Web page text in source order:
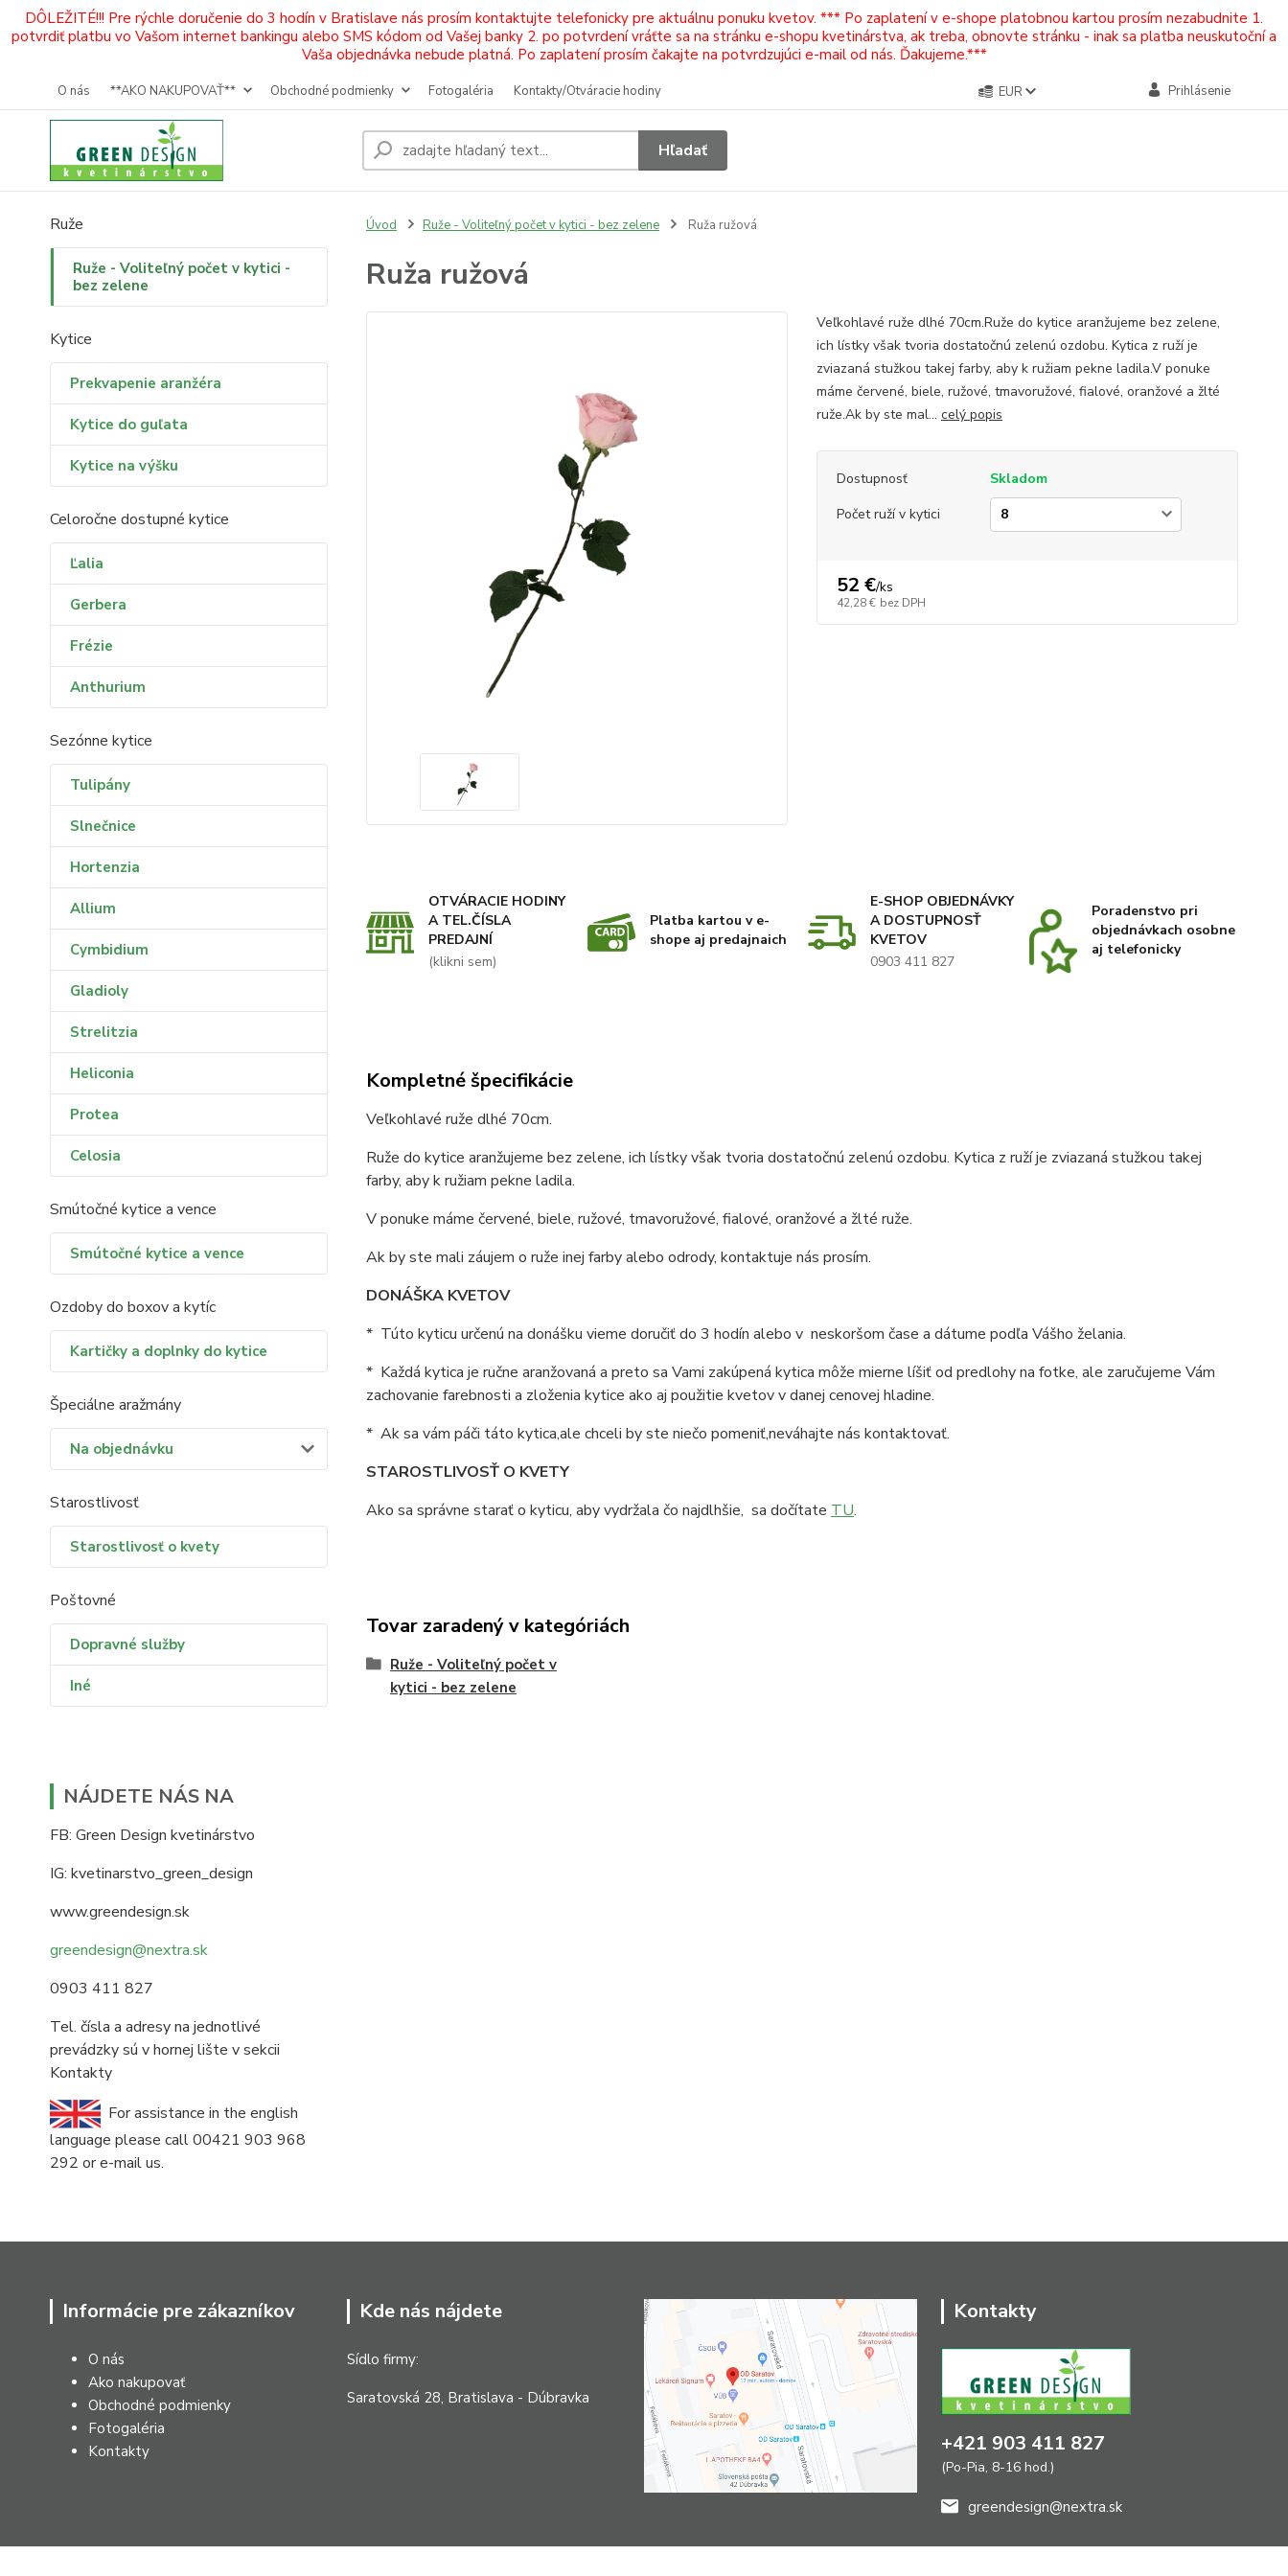
DÔLEŽITÉ!!! Pre rýchle doručenie do 3 hodín v Bratislave nás prosím kontaktujte telefonicky pre aktuálnu ponuku kvetov. *** Po zaplatení v e-shope platobnou kartou prosím nezabudnite 1.
potvrdiť platbu vo Vašom internet bankingu alebo SMS kódom od Vašej banky 2. po potvrdení vráťte sa na stránku e-shopu kvetinárstva, ak treba, obnovte stránku - inak sa platba neuskutoční a
Vaša objednávka nebude platná. Po zaplatení prosím čakajte na potvrdzujúci e-mail od nás. Ďakujeme.***
O nás **AKO NAKUPOVAŤ** Obchodné podmienky Fotogaléria Kontakty/Otváracie hodiny EUR Prihlásenie
Hľadať
Ruže
Ruže - Voliteľný počet v kytici -
bez zelene
Kytice
Prekvapenie aranžéra
Kytice do guľata
Kytice na výšku
Celoročne dostupné kytice
Ľalia
Gerbera
Frézie
Anthurium
Sezónne kytice
Tulipány
Slnečnice
Hortenzia
Allium
Cymbidium
Gladioly
Strelitzia
Heliconia
Protea
Celosia
Smútočné kytice a vence
Smútočné kytice a vence
Ozdoby do boxov a kytíc
Kartičky a doplnky do kytice
Špeciálne aražmány
Na objednávku
Starostlivosť
Starostlivosť o kvety
Poštovné
Dopravné služby
Iné
NÁJDETE NÁS NA
FB: Green Design kvetinárstvo
IG: kvetinarstvo_green_design
www.greendesign.sk
greendesign@nextra.sk
0903 411 827
Tel. čísla a adresy na jednotlivé
prevádzky sú v hornej lište v sekcii
Kontakty
For assistance in the english
language please call 00421 903 968
292 or e-mail us.
Úvod Ruže - Voliteľný počet v kytici - bez zelene Ruža ružová
Ruža ružová
Veľkohlavé ruže dlhé 70cm.Ruže do kytice aranžujeme bez zelene,
ich lístky však tvoria dostatočnú zelenú ozdobu. Kytica z ruží je
zviazaná stužkou takej farby, aby k ružiam pekne ladila.V ponuke
máme červené, biele, ružové, tmavoružové, fialové, oranžové a žlté
ruže.Ak by ste mal... celý popis
Dostupnosť
Skladom
Počet ruží v kytici
52 €/ks
42,28 € bez DPH
OTVÁRACIE HODINY
A TEL.ČÍSLA
PREDAJNÍ
(klikni sem)
Platba kartou v e-
shope aj predajnaich
E-SHOP OBJEDNÁVKY
A DOSTUPNOSŤ
KVETOV
0903 411 827
Poradenstvo pri
objednávkach osobne
aj telefonicky
Kompletné špecifikácie
Veľkohlavé ruže dlhé 70cm.
Ruže do kytice aranžujeme bez zelene, ich lístky však tvoria dostatočnú zelenú ozdobu. Kytica z ruží je zviazaná stužkou takej
farby, aby k ružiam pekne ladila.
V ponuke máme červené, biele, ružové, tmavoružové, fialové, oranžové a žlté ruže.
Ak by ste mali záujem o ruže inej farby alebo odrody, kontaktuje nás prosím.
DONÁŠKA KVETOV
* Túto kyticu určenú na donášku vieme doručiť do 3 hodín alebo v neskoršom čase a dátume podľa Vášho želania.
* Každá kytica je ručne aranžovaná a preto sa Vami zakúpená kytica môže mierne líšiť od predlohy na fotke, ale zaručujeme Vám
zachovanie farebnosti a zloženia kytice ako aj použitie kvetov v danej cenovej hladine.
* Ak sa vám páči táto kytica,ale chceli by ste niečo pomeniť,neváhajte nás kontaktovať.
STAROSTLIVOSŤ O KVETY
Ako sa správne starať o kyticu, aby vydržala čo najdlhšie, sa dočítate TU.
Tovar zaradený v kategóriách
Ruže - Voliteľný počet v
kytici - bez zelene
Informácie pre zákazníkov
O nás
Ako nakupovať
Obchodné podmienky
Fotogaléria
Kontakty
Kde nás nájdete
Sídlo firmy:
Saratovská 28, Bratislava - Dúbravka
Kontakty
+421 903 411 827
(Po-Pia, 8-16 hod.)
greendesign@nextra.sk